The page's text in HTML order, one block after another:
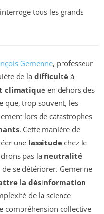
tous les grands
Gemenne, professeur
de la difficulté à
climatique en dehors des
que, trop souvent, les
lors de catastrophes
. Cette manière de
une lassitude chez le
pas la neutralité
se détériorer. Gemenne
la désinformation
de la science
compréhension collective